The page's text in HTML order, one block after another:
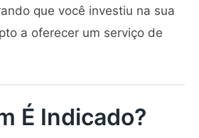
que você investiu na sua
a oferecer um serviço de
É Indicado?